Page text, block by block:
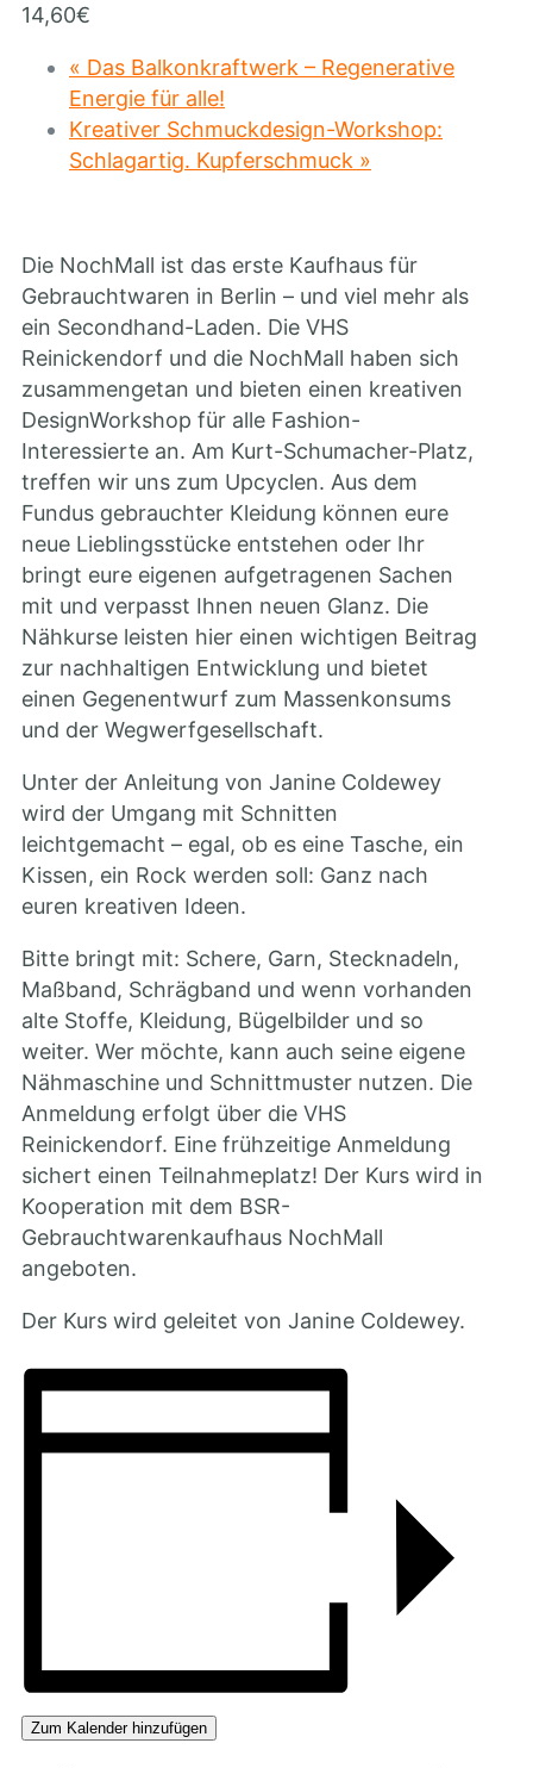
14,60€
« Das Balkonkraftwerk – Regenerative
Energie für alle!
Kreativer Schmuckdesign-Workshop:
Schlagartig. Kupferschmuck »
Die NochMall ist das erste Kaufhaus für
Gebrauchtwaren in Berlin – und viel mehr als
ein Secondhand-Laden. Die VHS
Reinickendorf und die NochMall haben sich
zusammengetan und bieten einen kreativen
DesignWorkshop für alle Fashion-
Interessierte an. Am Kurt-Schumacher-Platz,
treffen wir uns zum Upcyclen. Aus dem
Fundus gebrauchter Kleidung können eure
neue Lieblingsstücke entstehen oder Ihr
bringt eure eigenen aufgetragenen Sachen
mit und verpasst Ihnen neuen Glanz. Die
Nähkurse leisten hier einen wichtigen Beitrag
zur nachhaltigen Entwicklung und bietet
einen Gegenentwurf zum Massenkonsums
und der Wegwerfgesellschaft.
Unter der Anleitung von Janine Coldewey
wird der Umgang mit Schnitten
leichtgemacht – egal, ob es eine Tasche, ein
Kissen, ein Rock werden soll: Ganz nach
euren kreativen Ideen.
Bitte bringt mit: Schere, Garn, Stecknadeln,
Maßband, Schrägband und wenn vorhanden
alte Stoffe, Kleidung, Bügelbilder und so
weiter. Wer möchte, kann auch seine eigene
Nähmaschine und Schnittmuster nutzen. Die
Anmeldung erfolgt über die VHS
Reinickendorf. Eine frühzeitige Anmeldung
sichert einen Teilnahmeplatz! Der Kurs wird in
Kooperation mit dem BSR-
Gebrauchtwarenkaufhaus NochMall
angeboten.
Der Kurs wird geleitet von Janine Coldewey.
Zum Kalender hinzufügen